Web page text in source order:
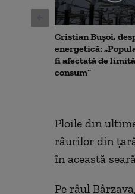
Cristian Bușoi,
energetică:
fi afectată de
consum”
Ploile din
râurilor din
în această
Pe râul